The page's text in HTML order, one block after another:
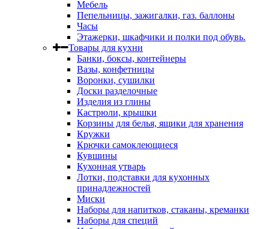
Мебель
Пепельницы, зажигалки, газ. баллоны
Часы
Этажерки, шкафчики и полки под обувь.
Товары для кухни
Банки, боксы, контейнеры
Вазы, конфетницы
Воронки, сушилки
Доски разделочные
Изделия из глины
Кастрюли, крышки
Корзины для белья, ящики для хранения
Кружки
Крючки самоклеющиеся
Кувшины
Кухонная утварь
Лотки, подставки для кухонных
принадлежностей
Миски
Наборы для напитков, стаканы, креманки
Наборы для специй